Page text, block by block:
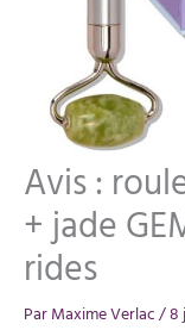
Avis :
+ jade
rides
ParMaxime Verlac/8